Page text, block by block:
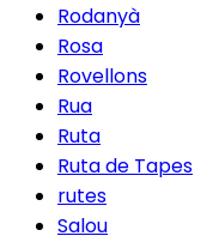
Rodanyà
Rosa
Rovellons
Rua
Ruta
Ruta de Tapes
rutes
Salou